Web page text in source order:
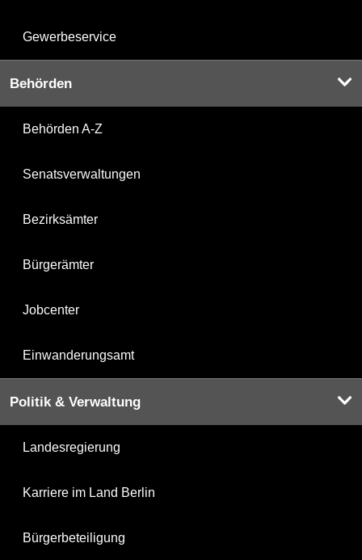
Gewerbeservice
Behörden
Behörden A-Z
Senatsverwaltungen
Bezirksämter
Bürgerämter
Jobcenter
Einwanderungsamt
Politik & Verwaltung
Landesregierung
Karriere im Land Berlin
Bürgerbeteiligung